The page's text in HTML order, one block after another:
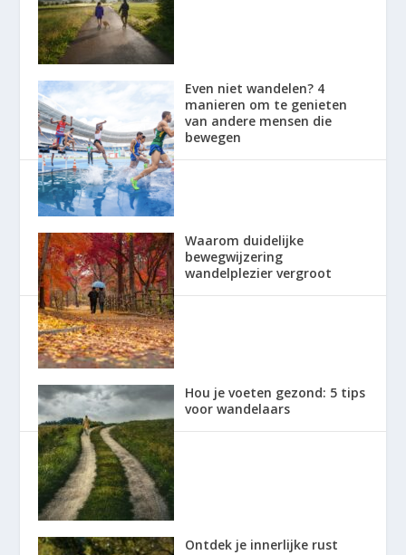
Even niet wandelen? 4
manieren om te genieten
van andere mensen die
bewegen
Waarom duidelijke
bewegwijzering
wandelplezier vergroot
Hou je voeten gezond: 5 tips
voor wandelaars
Ontdek je innerlijke rust